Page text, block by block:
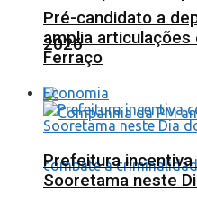
2026
Pré-candidato a
amplia
Ferraço
Economia
Prefeitura
Sooretama neste